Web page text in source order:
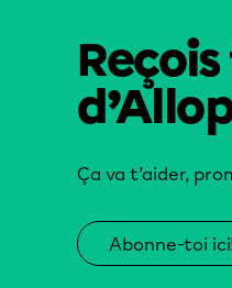
Ça va t’aider,
Abonne-toi